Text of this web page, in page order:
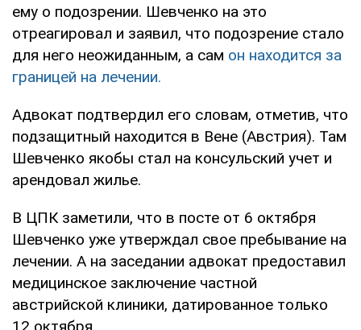
ему о подозрении. Шевченко на это
отреагировал и заявил, что подозрение стало
для него неожиданным, а сам он находится за
границей на лечении.
Адвокат подтвердил его словам, отметив, что
подзащитный находится в Вене (Австрия). Там
Шевченко якобы стал на консульский учет и
арендовал жилье.
В ЦПК заметили, что в посте от 6 октября
Шевченко уже утверждал свое пребывание на
лечении. А на заседании адвокат предоставил
медицинское заключение частной
австрийской клиники, датированное только
12 октября.